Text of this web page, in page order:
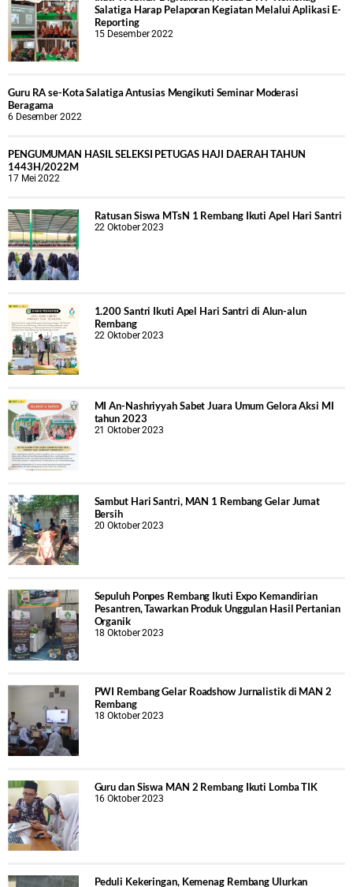
Salatiga Harap Pelaporan Kegiatan Melalui Aplikasi E-
Reporting
15 Desember 2022
Guru RA se-Kota Salatiga Antusias Mengikuti Seminar Moderasi
Beragama
6 Desember 2022
PENGUMUMAN HASIL SELEKSI PETUGAS HAJI DAERAH TAHUN
1443H/2022M
17 Mei 2022
Ratusan Siswa MTsN 1 Rembang Ikuti Apel Hari Santri
22 Oktober 2023
1.200 Santri Ikuti Apel Hari Santri di Alun-alun
Rembang
22 Oktober 2023
MI An-Nashriyyah Sabet Juara Umum Gelora Aksi MI
tahun 2023
21 Oktober 2023
Sambut Hari Santri, MAN 1 Rembang Gelar Jumat
Bersih
20 Oktober 2023
Sepuluh Ponpes Rembang Ikuti Expo Kemandirian
Pesantren, Tawarkan Produk Unggulan Hasil Pertanian
Organik
18 Oktober 2023
PWI Rembang Gelar Roadshow Jurnalistik di MAN 2
Rembang
18 Oktober 2023
Guru dan Siswa MAN 2 Rembang Ikuti Lomba TIK
16 Oktober 2023
Peduli Kekeringan, Kemenag Rembang Ulurkan